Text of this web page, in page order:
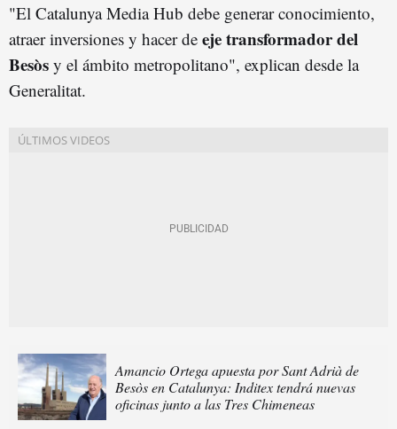
"El Catalunya Media Hub debe generar conocimiento,
atraer inversiones y hacer de eje transformador del
Besòs y el ámbito metropolitano", explican desde la
Generalitat.
Amancio Ortega apuesta por Sant Adrià de
Besòs en Catalunya: Inditex tendrá nuevas
oficinas junto a las Tres Chimeneas